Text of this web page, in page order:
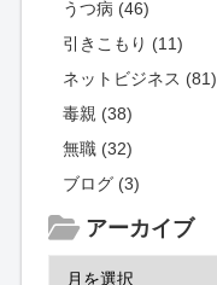
うつ病 (46)
引きこもり (11)
ネットビジネス (81)
毒親 (38)
無職 (32)
ブログ (3)
アーカイブ